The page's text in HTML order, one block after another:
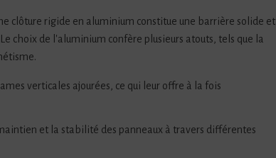
clôture rigide en aluminium constitue une barrière solide et
choix de l'aluminium confère plusieurs atouts, tels que la
verticales ajourées, ce qui leur offre à la fois
et la stabilité des panneaux à travers différentes